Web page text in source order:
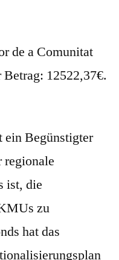
de a Comunitat
12522,37€.
ein Begünstigter
regionale
ist, die
zu
hat das